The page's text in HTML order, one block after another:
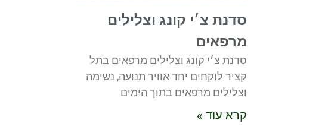
סדנת צ׳י קונג וצלילים
מרפאים
סדנת צ׳י קונג וצלילים מרפאים בתל
קציר לוקחים יחד אוויר תנועה, נשימה
וצלילים מרפאים בתוך הימים
קרא עוד »